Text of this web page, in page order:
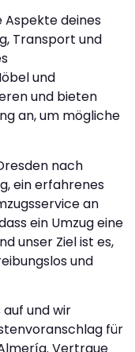
Aspekte deines
Transport und
und
und bieten
an, um mögliche
nach
ein erfahrenes
an
ein Umzug eine
unser Ziel ist es,
und
und wir
für